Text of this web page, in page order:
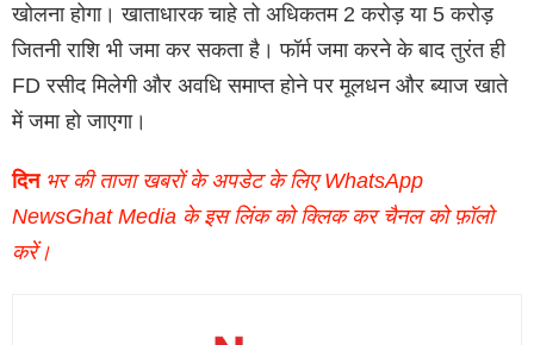
खोलना होगा। खाताधारक चाहे तो अधिकतम 2 करोड़ या 5 करोड़
जितनी राशि भी जमा कर सकता है। फॉर्म जमा करने के बाद तुरंत ही
FD रसीद मिलेगी और अवधि समाप्त होने पर मूलधन और ब्याज खाते
में जमा हो जाएगा।
दिनभर की ताजा खबरों के अपडेट के लिए WhatsApp
NewsGhat Media के इस लिंक को क्लिक कर चैनल को फ़ॉलो
करें।